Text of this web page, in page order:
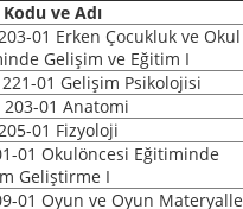
ve Adı
01 Erken Çocukluk ve Okul
Gelişim ve Eğitim I
01 Gelişim Psikolojisi
01 Anatomi
01 Fizyoloji
01 Okulöncesi Eğitiminde
Geliştirme I
01 Oyun ve Oyun